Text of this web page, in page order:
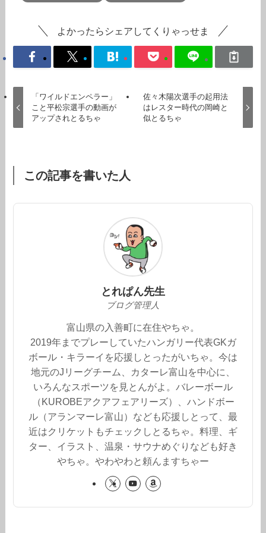
よかったらシェアしてくりゃっせま
「ワイルドエンペラー」
こと平松宗選手の動画が
アップされとるちゃ
佐々木陽次選手の起用法
はレスター時代の岡崎と
似とるちゃ
この記事を書いた人
とれぱん先生
ブログ管理人
富山県の入善町に在住やちゃ。
2019年までプレーしていたハンガリー代表GKガ
ボール・キラーイを応援しとったがいちゃ。今は
地元のJリーグチーム、カターレ富山を中心に、
いろんなスポーツを見とんがよ。バレーボール
（KUROBEアクアフェアリーズ）、ハンドボー
ル（アランマーレ富山）なども応援しとって、最
近はクリケットもチェックしとるちゃ。料理、ギ
ター、イラスト、温泉・サウナめぐりなども好き
やちゃ。やわやわと頼んますちゃー